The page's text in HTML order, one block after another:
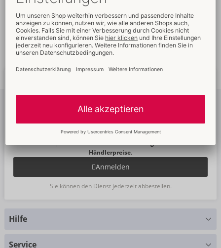
Verkaufsfördernde
Verpackungen
Kundenservice
Schnelleweltweite
Lieferung
NeueTrends
abonnieren
Um unseren Newsletter zu abonnieren, melden Sie sich bitte im
Onlineshop an. Dann sehen Sie auch IhreAngeboteund die
Händlerpreise.
Anmelden
Sie können den Dienst jederzeit abbestellen.
Hilfe
Service